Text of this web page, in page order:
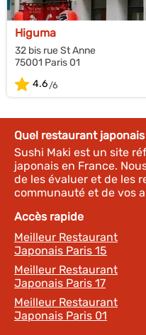
Higuma
32 bis rue St Anne
75001 Paris 01
4.6
Quel restaurant
Sushi Maki est un site
japonais en France.
de les évaluer et de les
communauté et de vos
Accès rapide
Meilleur Restaurant
Japonais Paris 15
Meilleur Restaurant
Japonais Paris 17
Meilleur Restaurant
Japonais Paris 01